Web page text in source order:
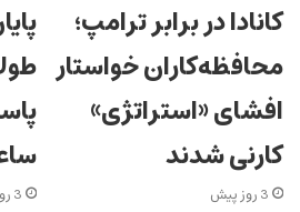
کانادا در برابر ترامپ؛
محافظه‌کاران خواستار
افشای «استراتژی»
کارنی شدند
3 روز پیش 3 روز پیش